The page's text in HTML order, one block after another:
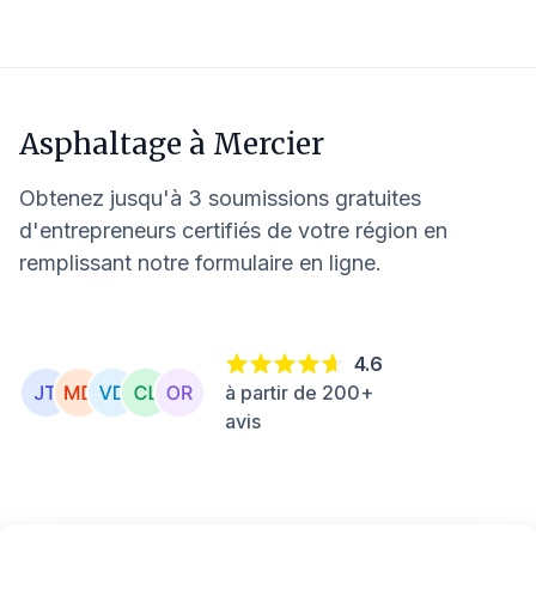
Asphaltage à Mercier
Obtenez jusqu'à 3 soumissions gratuites
d'entrepreneurs certifiés de votre région en
remplissant notre formulaire en ligne.
4.6
à partir de 200+
avis